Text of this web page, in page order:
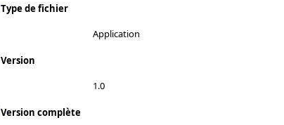
Type de fichier
Application
Version
1.0
Version complète